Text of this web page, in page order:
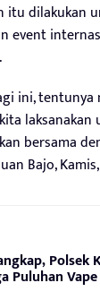
dilakukan
event
ini,
bersama
Bajo,
Polsek
Puluhan